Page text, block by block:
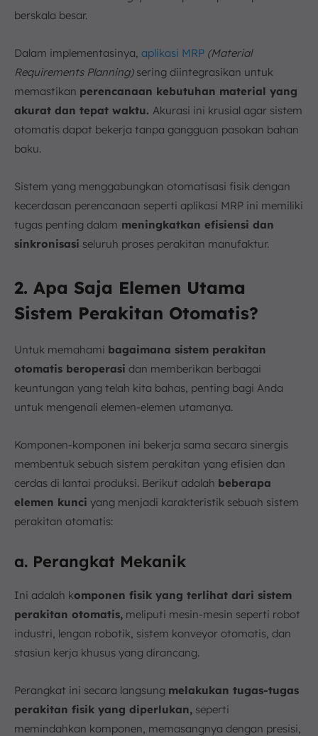
berskala besar.
Dalam implementasinya, aplikasi MRP (Material
Requirements Planning)sering diintegrasikan untuk
memastikan perencanaan kebutuhan material yang
akurat dan tepat waktu. Akurasi ini krusial agar sistem
otomatis dapat bekerja tanpa gangguan pasokan bahan
baku.
Sistem yang menggabungkan otomatisasi fisik dengan
kecerdasan perencanaan seperti aplikasi MRP ini memiliki
tugas penting dalam meningkatkan efisiensi dan
sinkronisasi seluruh proses perakitan manufaktur.
2. Apa Saja Elemen Utama
Sistem Perakitan Otomatis?
Untuk memahami bagaimana sistem perakitan
otomatis beroperasi dan memberikan berbagai
keuntungan yang telah kita bahas, penting bagi Anda
untuk mengenali elemen-elemen utamanya.
Komponen-komponen ini bekerja sama secara sinergis
membentuk sebuah sistem perakitan yang efisien dan
cerdas di lantai produksi. Berikut adalah beberapa
elemen kunci yang menjadi karakteristik sebuah sistem
perakitan otomatis:
a. Perangkat Mekanik
Ini adalah komponen fisik yang terlihat dari sistem
perakitan otomatis, meliputi mesin-mesin seperti robot
industri, lengan robotik, sistem konveyor otomatis, dan
stasiun kerja khusus yang dirancang.
Perangkat ini secara langsung melakukan tugas-tugas
perakitan fisik yang diperlukan, seperti
memindahkan komponen, memasangnya dengan presisi,